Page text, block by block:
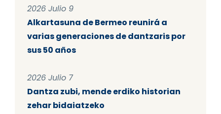
2026 Julio 9
Alkartasuna de Bermeo reunirá a
varias generaciones de dantzaris por
sus 50 años
2026 Julio 7
Dantza zubi, mende erdiko historian
zehar bidaiatzeko